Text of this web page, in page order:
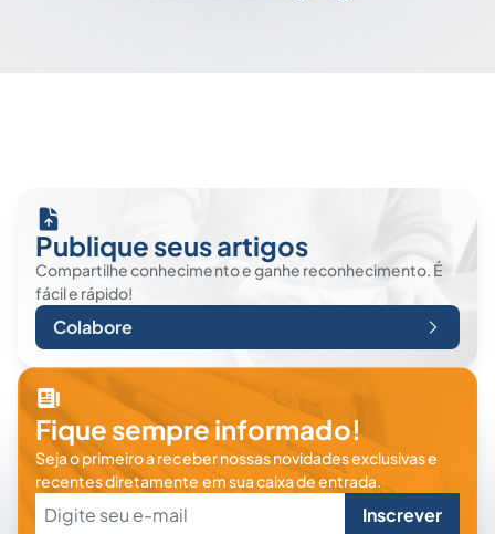
Publique seus artigos
Compartilhe conhecimento e ganhe reconhecimento. É
fácil e rápido!
Colabore
Fique sempre informado!
Seja o primeiro a receber nossas novidades exclusivas e
recentes diretamente em sua caixa de entrada.
Inscrever